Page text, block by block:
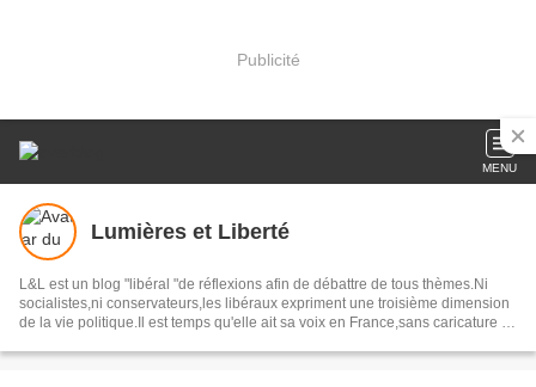
Publicité
MENU
Lumières et Liberté
L&L est un blog "libéral "de réflexions afin de débattre de tous thèmes.Ni
socialistes,ni conservateurs,les libéraux expriment une troisième dimension
de la vie politique.Il est temps qu'elle ait sa voix en France,sans caricature ni
véritable.